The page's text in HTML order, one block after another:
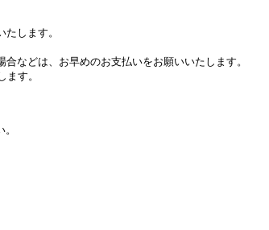
します。
などは、お早めのお支払いをお願いいたします。
す。